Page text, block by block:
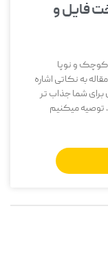
فایل و
کوچک و نوپا
به نکاتی اشاره
برای شما جذاب تر
توصیه میکنیم